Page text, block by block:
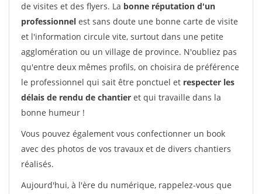
de visites et des flyers. La bonne réputation d'un
professionnel est sans doute une bonne carte de visite
et l'information circule vite, surtout dans une petite
agglomération ou un village de province. N'oubliez pas
qu'entre deux mêmes profils, on choisira de préférence
le professionnel qui sait être ponctuel et respecter les
délais de rendu de chantier et qui travaille dans la
bonne humeur !
Vous pouvez également vous confectionner un book
avec des photos de vos travaux et de divers chantiers
réalisés.
Aujourd'hui, à l'ère du numérique, rappelez-vous que